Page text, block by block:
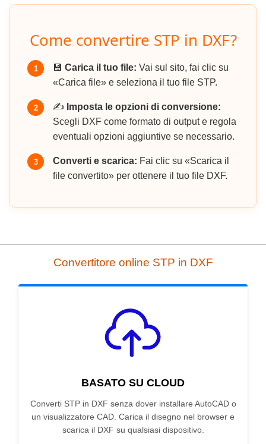
Come convertire STP in DXF?
1 💾 Carica il tuo file: Vai sul sito, fai clic su
«Carica file» e seleziona il tuo file STP.
2 ✍️ Imposta le opzioni di conversione:
Scegli DXF come formato di output e regola
eventuali opzioni aggiuntive se necessario.
3 Converti e scarica: Fai clic su «Scarica il
file convertito» per ottenere il tuo file DXF.
Convertitore online STP in DXF
BASATO SU CLOUD
Converti STP in DXF senza dover installare AutoCAD o
un visualizzatore CAD. Carica il disegno nel browser e
scarica il DXF su qualsiasi dispositivo.